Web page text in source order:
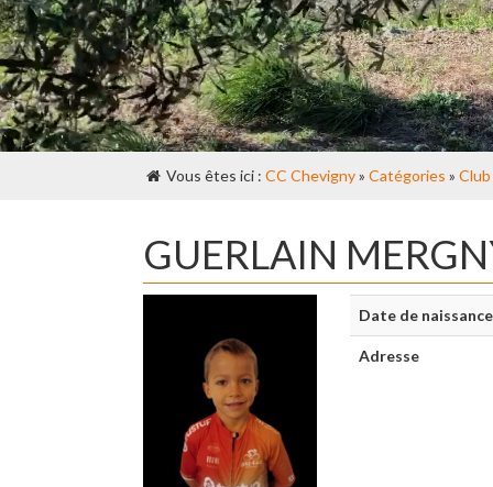
Vous êtes ici : CC Chevigny» Catégories » Club
GUERLAIN
Date de naissance
Adresse